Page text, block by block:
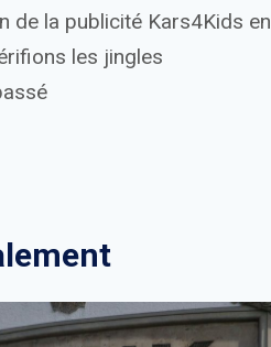
de la publicité Kars4Kids en
les jingles